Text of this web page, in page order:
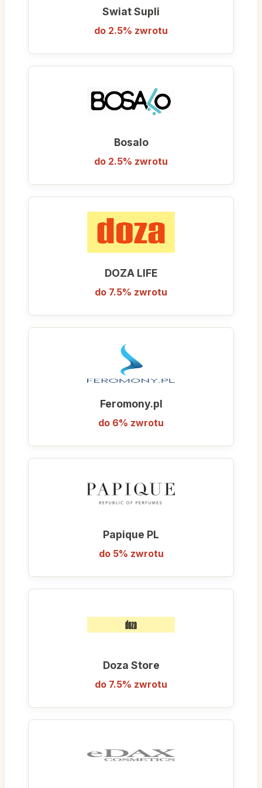
Drogeria.pl to miejsce, gdzie wygoda spotyka
się z oszczędnością, oferując wszystko, co
niezbędne do dbania o urodę i czystość w
Swiat Supli
do 2.5% zwrotu
Bosalo
do 2.5% zwrotu
DOZA LIFE
do 7.5% zwrotu
Feromony.pl
do 6% zwrotu
Papique PL
do 5% zwrotu
Doza Store
do 7.5% zwrotu